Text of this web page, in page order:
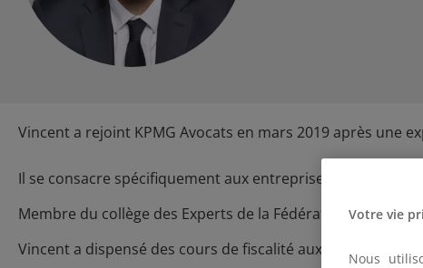
Vincent a rejoint KPMG Avocats en mars 2019 après une
Il se consacre spécifiquement aux entreprises du secteur
Membre du collège des Experts de la Fédération Française
Vincent a dispensé des cours de fiscalité aux étudiants du
Votre vie
Nous